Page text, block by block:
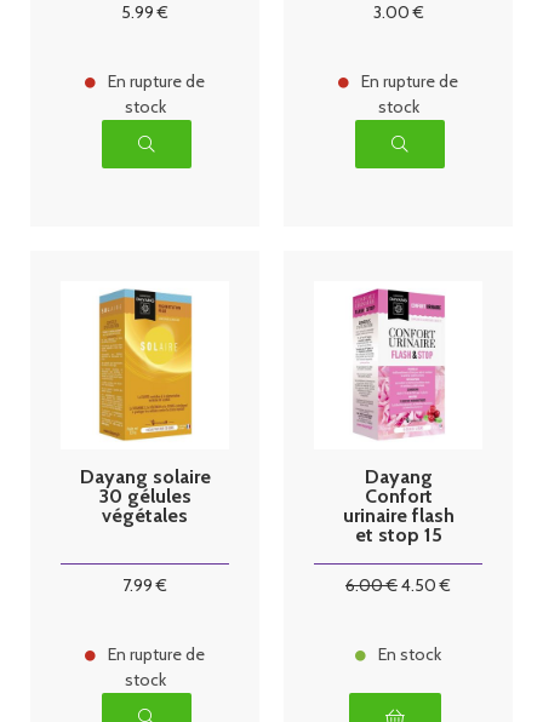
5.99 €
En rupture de
stock
3.00€
En rupture de
stock
Dayang solaire
30 gélules
végétales
7.99 €
En rupture de
stock
Dayang
Confort
urinaire flash
et stop 15
6.00€4.50 €
En stock